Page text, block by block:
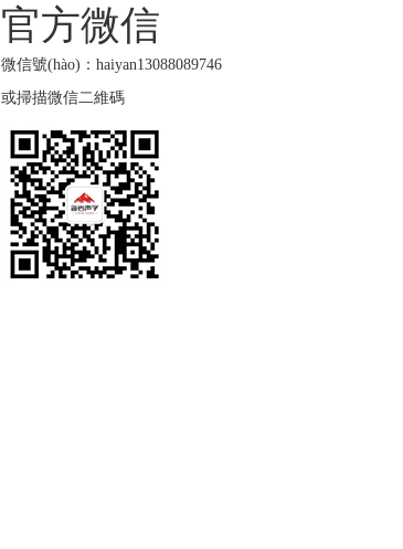
官方微信
微信號(hào)：haiyan13088089746
或掃描微信二維碼